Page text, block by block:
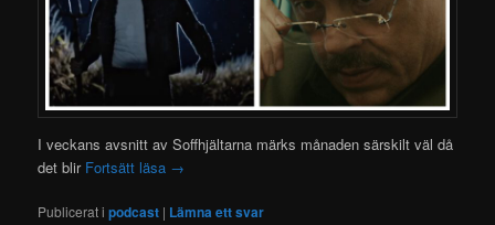
I veckans avsnitt av Soffhjältarna märks månaden särskilt väl då
det blir Fortsätt läsa →
Publicerat i podcast | Lämna ett svar